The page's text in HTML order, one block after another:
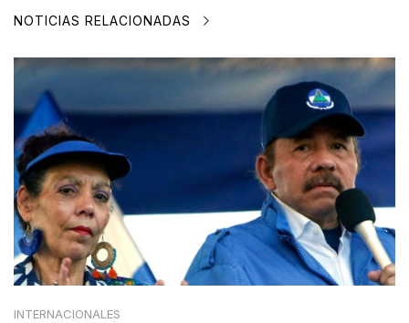
NOTICIAS RELACIONADAS
INTERNACIONALES